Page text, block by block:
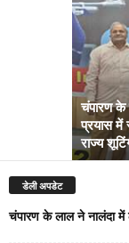
चंपारण के
प्रयास में
राज्य
डेली अपडेट
चंपारण के लाल ने नालंदा में